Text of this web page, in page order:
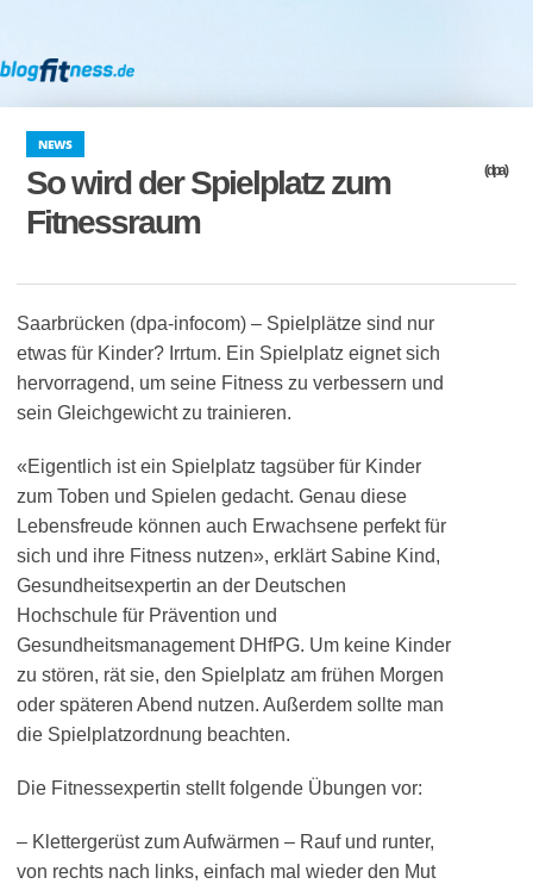
NEWS
So wird der Spielplatz zum
Fitnessraum
(dpa)
Saarbrücken (dpa-infocom) – Spielplätze sind nur
etwas für Kinder? Irrtum. Ein Spielplatz eignet sich
hervorragend, um seine Fitness zu verbessern und
sein Gleichgewicht zu trainieren.
«Eigentlich ist ein Spielplatz tagsüber für Kinder
zum Toben und Spielen gedacht. Genau diese
Lebensfreude können auch Erwachsene perfekt für
sich und ihre Fitness nutzen», erklärt Sabine Kind,
Gesundheitsexpertin an der Deutschen
Hochschule für Prävention und
Gesundheitsmanagement DHfPG. Um keine Kinder
zu stören, rät sie, den Spielplatz am frühen Morgen
oder späteren Abend nutzen. Außerdem sollte man
die Spielplatzordnung beachten.
Die Fitnessexpertin stellt folgende Übungen vor:
– Klettergerüst zum Aufwärmen – Rauf und runter,
von rechts nach links, einfach mal wieder den Mut